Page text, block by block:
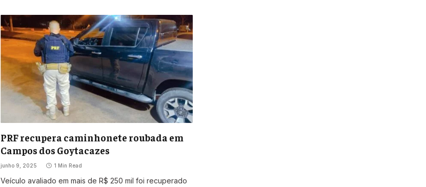
PRF recupera caminhonete roubada em
Campos dos Goytacazes
junho 9, 2025 1 Min Read
Veículo avaliado em mais de R$ 250 mil foi recuperado